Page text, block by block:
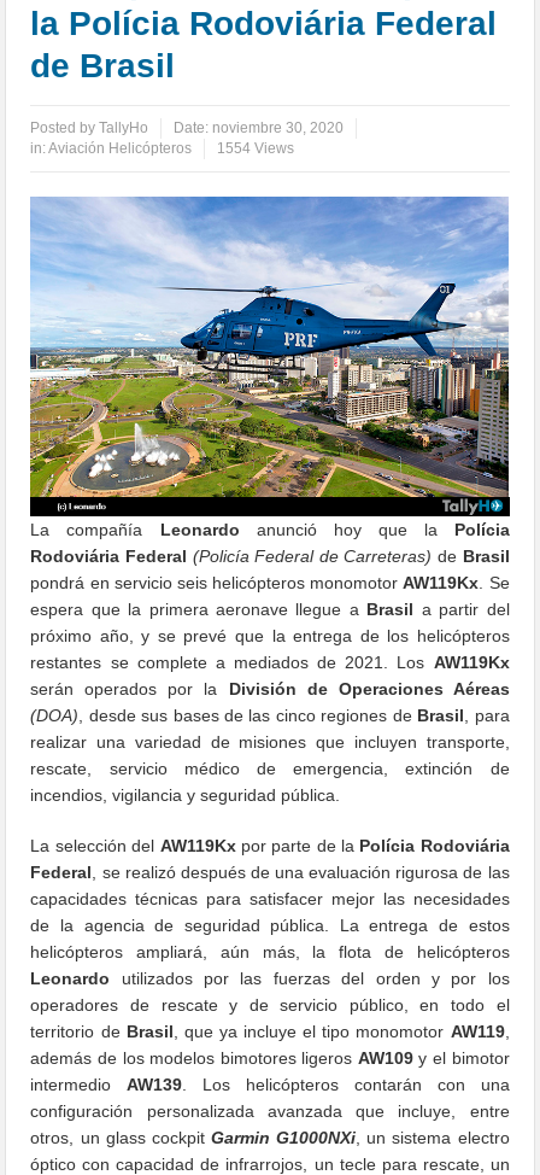
la Polícia Rodoviária Federal
de Brasil
Posted byTallyHo Date: noviembre 30, 2020
in:Aviación Helicópteros 1554 Views
La compañía Leonardo anunció hoy que la Polícia
Rodoviária Federal (Policía Federal de Carreteras) de Brasil
pondrá en servicio seis helicópteros monomotorAW119Kx . Se
espera que la primera aeronave llegue a Brasil a partir del
próximo año, y se prevé que la entrega de los helicópteros
restantes se complete a mediados de 2021. Los AW119Kx
serán operados por la División de Operaciones Aéreas
(DOA) , desde sus bases de las cinco regiones de Brasil , para
realizar una variedad de misiones que incluyen transporte,
rescate, servicio médico de emergencia, extinción de
incendios, vigilancia y seguridad pública.
La selección del AW119Kxpor parte de la Polícia Rodoviária
Federal , se realizó después de una evaluación rigurosa de las
capacidades técnicas para satisfacer mejor las necesidades
de la agencia de seguridad pública. La entrega de estos
helicópteros ampliará, aún más, la flota de helicópteros
Leonardo utilizados por las fuerzas del orden y por los
operadores de rescate y de servicio público, en todo el
territorio de Brasil , que ya incluye el tipo monomotor AW119,
además de los modelos bimotores ligeros AW109y el bimotor
intermedioAW139 . Los helicópteros contarán con una
configuración personalizada avanzada que incluye, entre
otros, un glass cockpit Garmin G1000NXi , un sistema electro
óptico con capacidad de infrarrojos, un tecle para rescate, un